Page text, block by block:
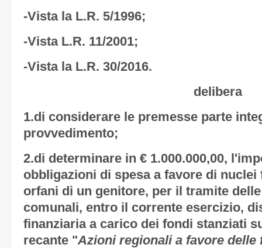
-Vista la L.R. 5/1996;
-Vista L.R. 11/2001;
-Vista la L.R. 30/2016.
delibera
1.di considerare le premesse parte
provvedimento;
2.di determinare in € 1.000.000,00,
obbligazioni di spesa a favore di
orfani di un genitore, per il tramite
comunali, entro il corrente esercizio,
finanziaria a carico dei fondi stanziati
recante "Azioni regionali a favore